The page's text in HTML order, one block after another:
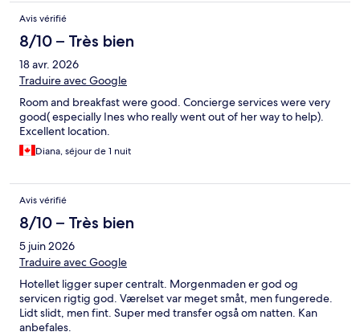
Avis vérifié
8/10 – Très bien
18 avr. 2026
Traduire avec Google
Room and breakfast were good. Concierge services were very
good( especially Ines who really went out of her way to help).
Excellent location.
Diana, séjour de 1 nuit
Avis vérifié
8/10 – Très bien
5 juin 2026
Traduire avec Google
Hotellet ligger super centralt. Morgenmaden er god og
servicen rigtig god. Værelset var meget småt, men fungerede.
Lidt slidt, men fint. Super med transfer også om natten. Kan
anbefales.